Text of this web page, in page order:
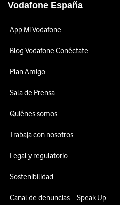
Vodafone España
App Mi Vodafone
Blog Vodafone Conéctate
Plan Amigo
Sala de Prensa
Quiénes somos
Trabaja con nosotros
Legal y regulatorio
Sostenibilidad
Canal de denuncias – Speak Up